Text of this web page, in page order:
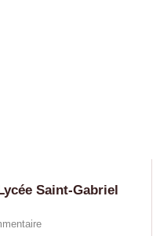
Saint-Gabriel